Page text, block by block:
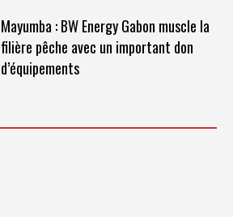
Mayumba : BW Energy Gabon muscle la
filière pêche avec un important don
d’équipements